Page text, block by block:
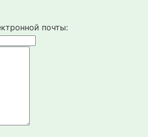
почты: